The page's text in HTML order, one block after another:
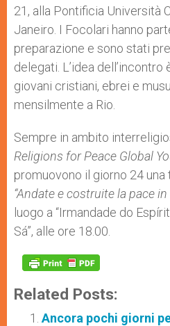
21, alla Pontificia Università
Janeiro. I Focolari hanno
preparazione e sono stati
delegati. L’idea dell’incontro
giovani cristiani, ebrei e
mensilmente a Rio.
Sempre in ambito
Religions for Peace Global
promuovono il giorno 24
“Andate e costruite la pace
luogo a “Irmandade do
Sá”, alle ore 18.00.
Related Posts:
Ancora pochi giorni